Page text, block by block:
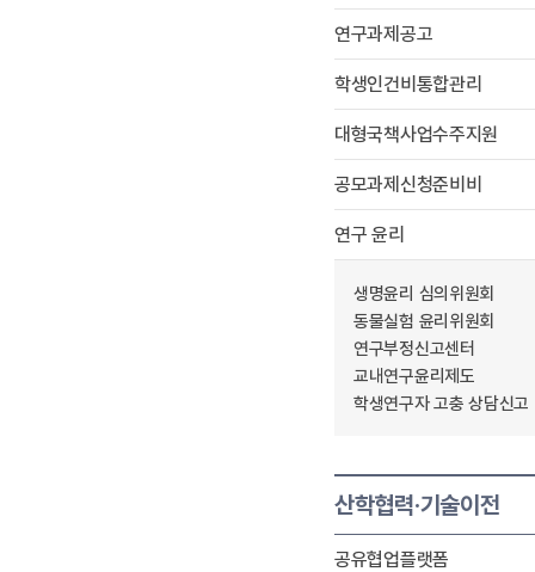
연구과제공고
학생인건비통합관리
대형국책사업수주지원
공모과제신청준비비
연구 윤리
생명윤리 심의위원회
동물실험 윤리위원회
연구부정신고센터
교내연구윤리제도
학생연구자 고충 상담신고
산학협력·기술이전
공유협업플랫폼